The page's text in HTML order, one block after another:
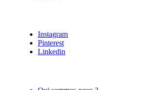
Instagram
Pinterest
Linkedin